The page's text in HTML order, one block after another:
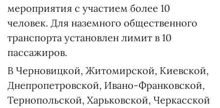
мероприятия с участием более 10
человек. Для наземного общественного
транспорта установлен лимит в 10
пассажиров.
В Черновицкой, Житомирской, Киевской,
Днепропетровской, Ивано-Франковской,
Тернопольской, Харьковской, Черкасской